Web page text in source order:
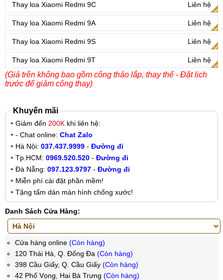
Thay loa Xiaomi Redmi 9C Liên hệ
Thay loa Xiaomi Redmi 9A Liên hệ
Thay loa Xiaomi Redmi 9S Liên hệ
Thay loa Xiaomi Redmi 9T Liên hệ
(Giá trên không bao gồm công tháo lắp, thay thế - Đặt lịch
trước để giảm công thay)
Khuyến mãi
Giảm đến 200K khi liên hệ:
- Chat online: Chat Zalo
Hà Nội: 037.437.9999 - Đường đi
Tp.HCM: 0969.520.520 - Đường đi
Đà Nẵng: 097.123.9797 - Đường đi
Miễn phí cài đặt phần mềm!
Tặng tấm dán màn hình chống xước!
Danh Sách Cửa Hàng:
Cửa hàng online (Còn hàng)
120 Thái Hà, Q. Đống Đa (Còn hàng)
398 Cầu Giấy, Q. Cầu Giấy (Còn hàng)
42 Phố Vọng, Hai Bà Trưng (Còn hàng)